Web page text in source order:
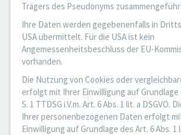
Trägers des Pseudonyms
Ihre Daten werden gegebenenfalls in
USA übermittelt. Für die USA ist kein
Angemessenheitsbeschluss der EU-
vorhanden.
Die Nutzung von Cookies oder
erfolgt mit Ihrer Einwilligung auf Grundlage
S. 1 TTDSG i.V.m. Art. 6 Abs. 1 lit. a DSGVO.
Ihrer personenbezogenen Daten erfolgt
Einwilligung auf Grundlage des Art. 6 Abs. 1